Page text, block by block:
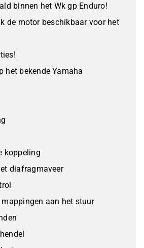
binnen het Wk gp Enduro!
de motor beschikbaar voor het
het bekende Yamaha
koppeling
diafragmaveer
aan het stuur